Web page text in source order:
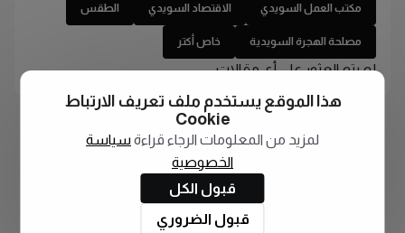
مكتب العمل السويدي الاقتصاد السويدي الطقس
مصلحة الهجرة السويدية خاص أكتر
لم يتم العثور على أي مقالات
هذا الموقع يستخدم ملف تعريف الارتباط
Cookie
لمزيد من المعلومات الرجاء قراءة سياسة
الخصوصية
قبول الكل
قبول الضروري